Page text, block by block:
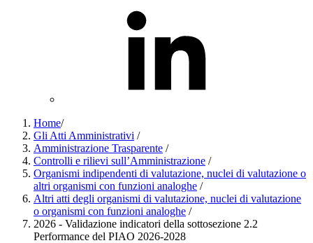
Home/
Gli Atti Amministrativi /
Amministrazione Trasparente /
Controlli e rilievi sull’Amministrazione /
Organismi indipendenti di valutazione, nuclei di valutazione o
altri organismi con funzioni analoghe /
Altri atti degli organismi di valutazione, nuclei di valutazione
o organismi con funzioni analoghe /
2026 - Validazione indicatori della sottosezione 2.2
Performance del PIAO 2026-2028